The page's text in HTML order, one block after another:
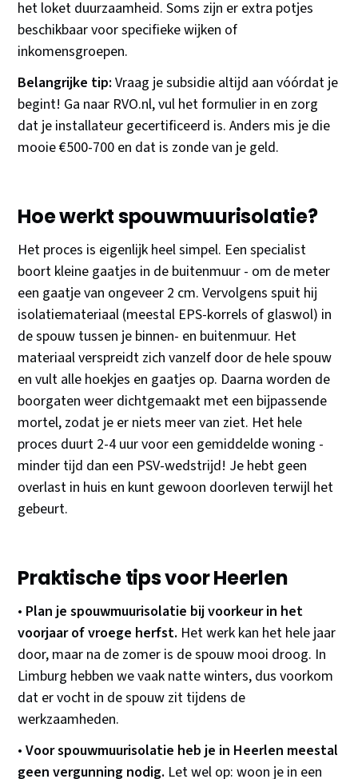
het loket duurzaamheid. Soms zijn er extra potjes
beschikbaar voor specifieke wijken of
inkomensgroepen.
Belangrijke tip: Vraag je subsidie altijd aan vóórdat je
begint! Ga naar RVO.nl, vul het formulier in en zorg
dat je installateur gecertificeerd is. Anders mis je die
mooie €500-700 en dat is zonde van je geld.
Hoe werkt spouwmuurisolatie?
Het proces is eigenlijk heel simpel. Een specialist
boort kleine gaatjes in de buitenmuur - om de meter
een gaatje van ongeveer 2 cm. Vervolgens spuit hij
isolatiemateriaal (meestal EPS-korrels of glaswol) in
de spouw tussen je binnen- en buitenmuur. Het
materiaal verspreidt zich vanzelf door de hele spouw
en vult alle hoekjes en gaatjes op. Daarna worden de
boorgaten weer dichtgemaakt met een bijpassende
mortel, zodat je er niets meer van ziet. Het hele
proces duurt 2-4 uur voor een gemiddelde woning -
minder tijd dan een PSV-wedstrijd! Je hebt geen
overlast in huis en kunt gewoon doorleven terwijl het
gebeurt.
Praktische tips voor Heerlen
• Plan je spouwmuurisolatie bij voorkeur in het
voorjaar of vroege herfst. Het werk kan het hele jaar
door, maar na de zomer is de spouw mooi droog. In
Limburg hebben we vaak natte winters, dus voorkom
dat er vocht in de spouw zit tijdens de
werkzaamheden.
•Voor spouwmuurisolatie heb je in Heerlen meestal
geen vergunning nodig. Let wel op: woon je in een